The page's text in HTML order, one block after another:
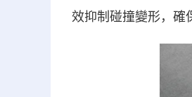
效抑制碰撞變形，確